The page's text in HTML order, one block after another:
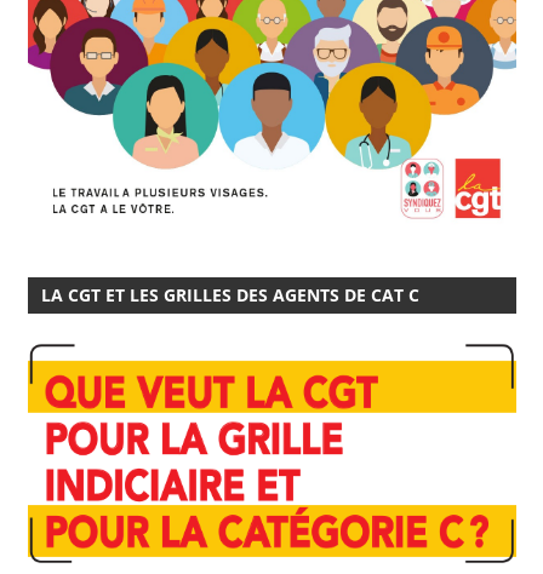
LA CGT ET LES GRILLES DES AGENTS DE CAT C